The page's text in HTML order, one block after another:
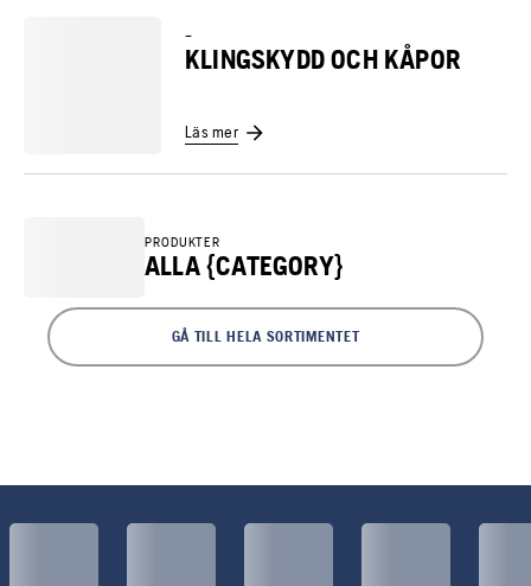
–
KLINGSKYDD OCH KÅPOR
Läs mer
PRODUKTER
ALLA {CATEGORY}
GÅ TILL HELA SORTIMENTET